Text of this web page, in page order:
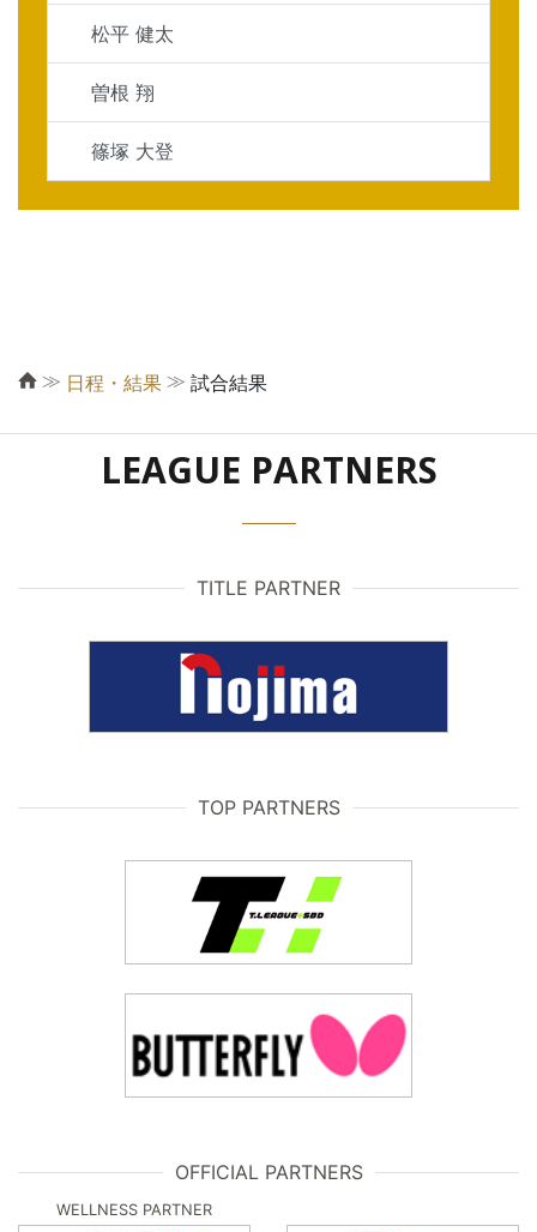
松平 健太
曽根 翔
篠塚 大登
≫ 日程・結果 ≫ 試合結果
LEAGUE PARTNERS
TITLE PARTNER
TOP PARTNERS
OFFICIAL PARTNERS
WELLNESS PARTNER